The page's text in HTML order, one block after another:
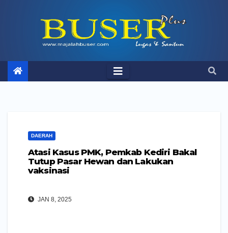
DAERAH
Atasi Kasus PMK, Pemkab Kediri Bakal
Tutup Pasar Hewan dan Lakukan
vaksinasi
JAN 8, 2025